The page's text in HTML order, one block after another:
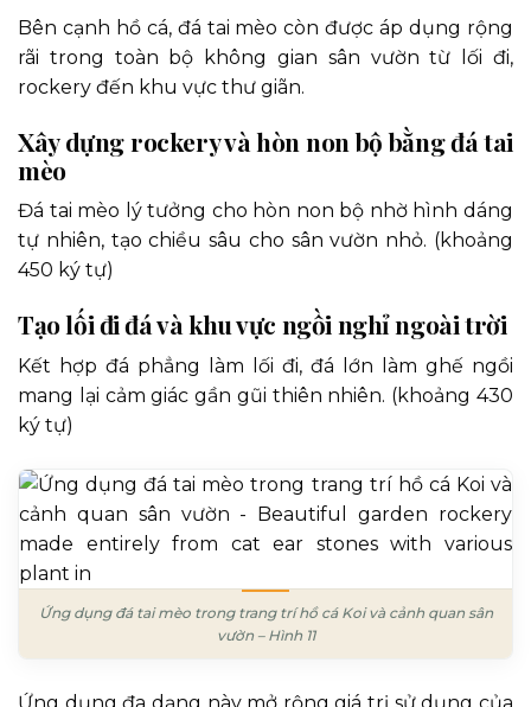
Bên cạnh hồ cá, đá tai mèo còn được áp dụng rộng
rãi trong toàn bộ không gian sân vườn từ lối đi,
rockery đến khu vực thư giãn.
Xây dựng rockery và hòn non bộ bằng đá tai
mèo
Đá tai mèo lý tưởng cho hòn non bộ nhờ hình dáng
tự nhiên, tạo chiều sâu cho sân vườn nhỏ. (khoảng
450 ký tự)
Tạo lối đi đá và khu vực ngồi nghỉ ngoài trời
Kết hợp đá phẳng làm lối đi, đá lớn làm ghế ngồi
mang lại cảm giác gần gũi thiên nhiên. (khoảng 430
ký tự)
Ứng dụng đá tai mèo trong trang trí hồ cá Koi và cảnh quan sân
vườn – Hình 11
Ứng dụng đa dạng này mở rộng giá trị sử dụng của